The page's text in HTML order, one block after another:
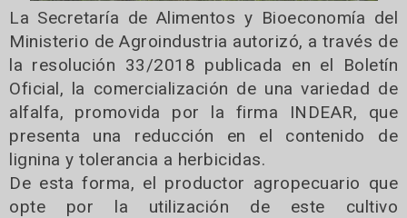
La Secretaría de Alimentos y Bioeconomía del
Ministerio de Agroindustria autorizó, a través de
la resolución 33/2018 publicada en el Boletín
Oficial, la comercialización de una variedad de
alfalfa, promovida por la firma INDEAR, que
presenta una reducción en el contenido de
lignina y tolerancia a herbicidas.
De esta forma, el productor agropecuario que
opte por la utilización de este cultivo